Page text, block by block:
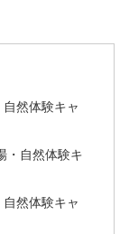
然体験キャ
・自然体験キ
然体験キャ